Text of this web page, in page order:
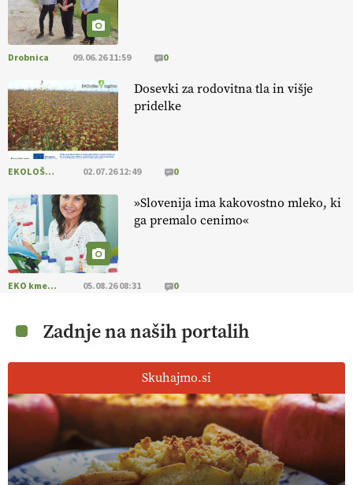
Drobnica 09.06.26 11:59 0
Dosevki za rodovitna tla in višje
pridelke
EKOLOŠKO LOGIČNO 02.07.26 12:49 0
»Slovenija ima kakovostno mleko, ki
ga premalo cenimo«
EKO kmetijstvo 05.08.26 08:31 0
Zadnje na naših portalih
Skuhajmo.si